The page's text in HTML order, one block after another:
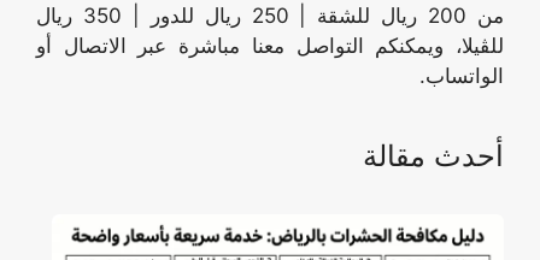
من 200 ريال للشقة | 250 ريال للدور | 350 ريال
للڤيلا، ويمكنكم التواصل معنا مباشرة عبر الاتصال أو
الواتساب.
أحدث مقالة